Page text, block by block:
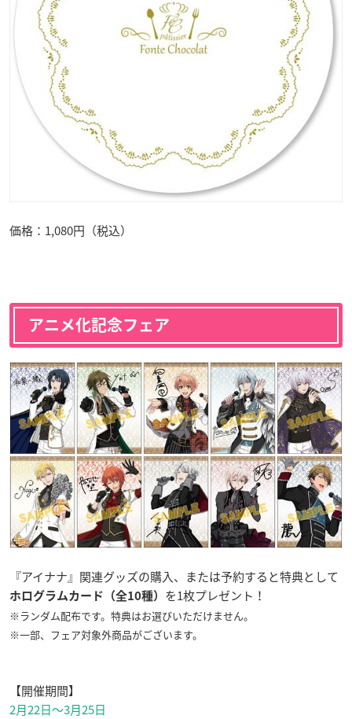
価格：1,080円（税込）
アニメ化記念フェア
『アイナナ』関連グッズの購入、または予約すると特典として
ホログラムカード（全10種） を1枚プレゼント！
※ランダム配布です。特典はお選びいただけません。
※一部、フェア対象外商品がございます。
【開催期間】
2月22日～3月25日